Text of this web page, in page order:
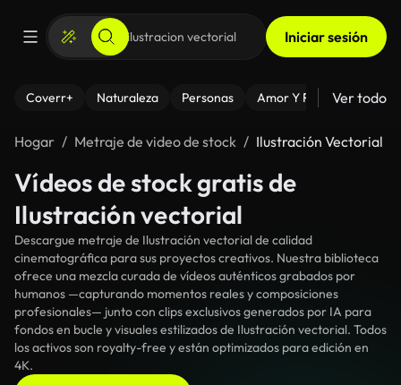
Iniciar sesión
Coverr+ Naturaleza Personas Amor Y Relaciones
Ver todo
Hogar Metraje de video de stock Ilustración Vectorial
Vídeos de stock gratis de
Ilustración vectorial
Descargue metraje de Ilustración vectorial de calidad
cinematográfica para sus proyectos creativos. Nuestra biblioteca
ofrece una mezcla curada de vídeos auténticos grabados por
humanos —capturando momentos reales y composiciones
profesionales— junto con clips exclusivos generados por IA para
fondos en bucle y visuales estilizados de Ilustración vectorial. Todos
los activos son royalty-free y están optimizados para edición en
4K.